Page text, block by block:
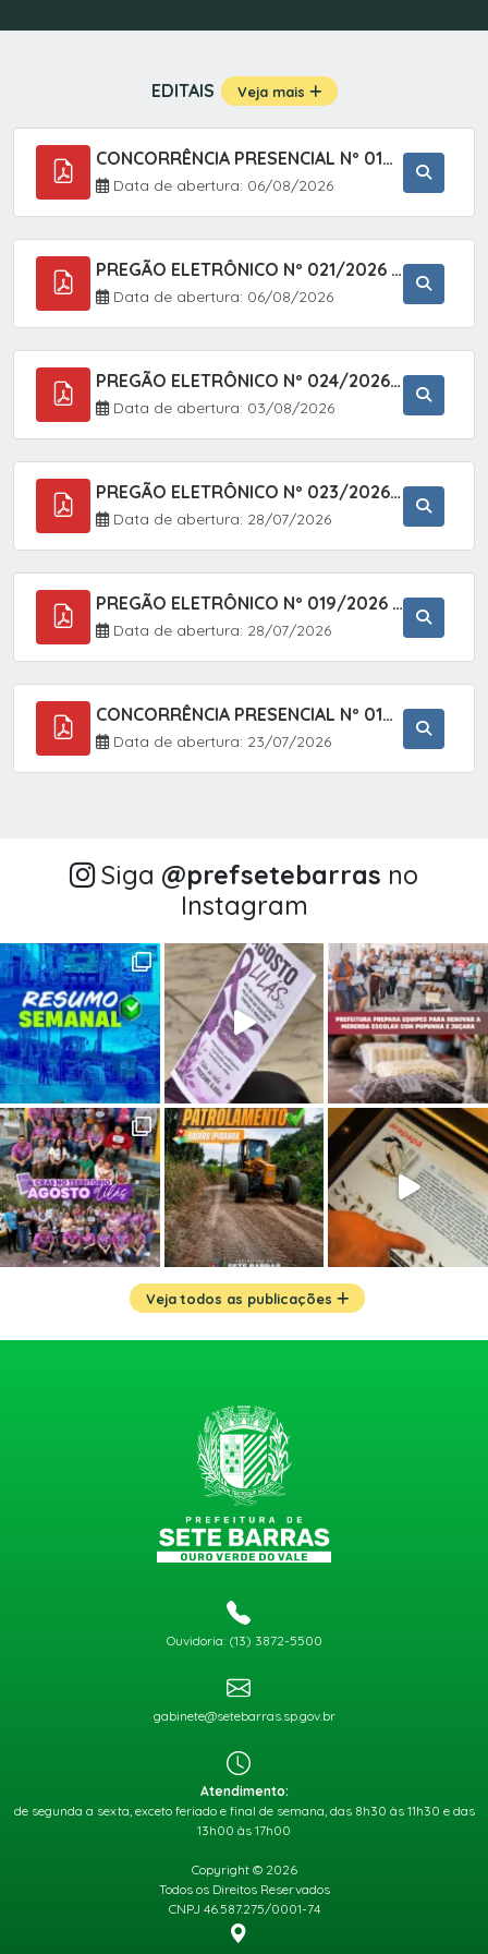
EDITAIS Veja mais
CONCORRÊNCIA PRESENCIAL Nº 019/2025 - PAVIMENTAÇÃO ASFÁLTICA EM TRECHO DA RUA 2 NO BAIRRO VILA SOARES NO MUNICÍPIO DE SETE BARRAS/SP.
Data de abertura: 06/08/2026
PREGÃO ELETRÔNICO Nº 021/2026 - AQUISIÇÃO DE CONTENTORES E CARRINHOS, DESTINADOS A COLETIVA E MANEJO DE RESÍDUOS SÓLIDOS, ATRAVÉS DO SISTEMA DE REGISTRO DE PREÇOS (SRP)
Data de abertura: 06/08/2026
PREGÃO ELETRÔNICO Nº 024/2026 - AQUISIÇÃO DE GÁS MEDICINAL TIPO OXIGÊNIO (1,00 M3, 3,00 M3 E 10,00 M3), EM ATENDIMENTO À SECRETARIA MUNICIPAL DE SAÚDE, ATRAVÉS DO SISTEMA DE REGISTRO DE PREÇOS (SRP)
Data de abertura: 03/08/2026
PREGÃO ELETRÔNICO Nº 023/2026 - AQUISIÇÃO DE ENXOVAL INFANTIL, EM ATENDIMENTO À SECRETARIA MUNICIPAL DE EDUCAÇÃO, ATRAVÉS DO SISTEMA DE REGISTRO DE PREÇOS (SRP).
Data de abertura: 28/07/2026
PREGÃO ELETRÔNICO Nº 019/2026 - CONTRATAÇÃO DE EMPRESA ESPECIALIZADA PARA A PRESTAÇÃO DE SERVIÇOS VETERINÁRIOS CLÍNICOS E CIRÚRGICOS, COM FOCO EM AÇÕES DE SAÚDE PÚBLICA, BEM-ESTAR ANIMAL E CONTROLE POPULACIONAL ÉTICO DE CÃES E GATOS, EM ATENDIMENTO À
Data de abertura: 28/07/2026
CONCORRÊNCIA PRESENCIAL Nº 018/2026 - PAVIMENTAÇÃO ASFÁLTICA NO BAIRRO VOTUPOCA ? ESTRADA DA RAPOSA, NO MUNICÍPIO DE SETE BARRAS/SP
Data de abertura: 23/07/2026
Siga @‌prefsetebarras no
Instagram
Veja todos as publicações
Ouvidoria: (13) 3872-5500
gabinete@setebarras.sp.gov.br
Atendimento:
de segunda a sexta, exceto feriado e final de semana, das 8h30 às 11h30 e das
13h00 às 17h00
Copyright © 2026
Todos os Direitos Reservados
CNPJ 46.587.275/0001-74